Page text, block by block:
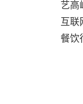
艺高
互联
餐饮